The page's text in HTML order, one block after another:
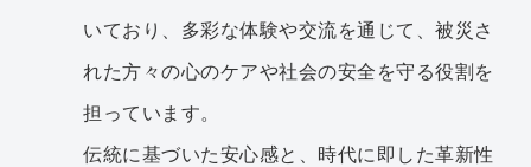
いており、多彩な体験や交流を通じて、被災さ
れた方々の心のケアや社会の安全を守る役割を
担っています。
伝統に基づいた安心感と、時代に即した革新性